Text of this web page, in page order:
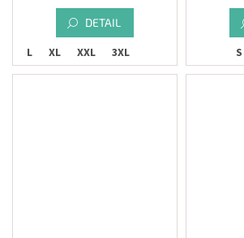
DETAIL
L XL XXL 3XL S